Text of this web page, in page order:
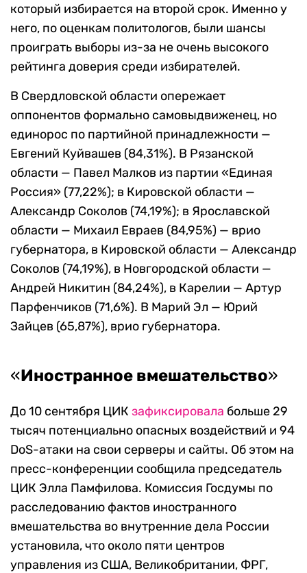
который избирается на второй срок. Именно у
него, по оценкам политологов, были шансы
проиграть выборы из-за не очень высокого
рейтинга доверия среди избирателей.
В Свердловской области опережает
оппонентов формально самовыдвиженец, но
единорос по партийной принадлежности —
Евгений Куйвашев (84,31%). В Рязанской
области — Павел Малков из партии «Единая
Россия» (77,22%); в Кировской области —
Александр Соколов (74,19%); в Ярославской
области — Михаил Евраев (84,95%) — врио
губернатора, в Кировской области — Александр
Соколов (74,19%), в Новгородской области —
Андрей Никитин (84,24%), в Карелии — Артур
Парфенчиков (71,6%). В Марий Эл — Юрий
Зайцев (65,87%), врио губернатора.
«Иностранное вмешательство»
До 10 сентября ЦИК зафиксировала больше 29
тысяч потенциально опасных воздействий и 94
DoS-атаки на свои серверы и сайты. Об этом на
пресс-конференции сообщила председатель
ЦИК Элла Памфилова. Комиссия Госдумы по
расследованию фактов иностранного
вмешательства во внутренние дела России
установила, что около пяти центров
управления из США, Великобритании, ФРГ,